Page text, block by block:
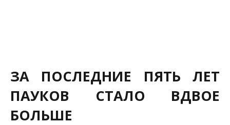
ЗА ПОСЛЕДНИЕ ПЯТЬ ЛЕТ
ПАУКОВ СТАЛО ВДВОЕ
БОЛЬШЕ